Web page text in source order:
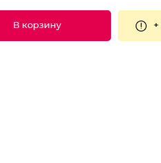
В корзину +